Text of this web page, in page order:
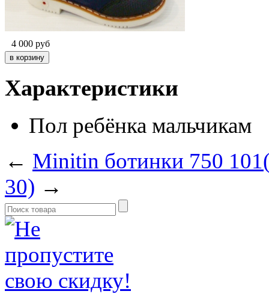
4 000 руб
Характеристики
Пол ребёнка мальчикам
← Minitin ботинки 750
30) →